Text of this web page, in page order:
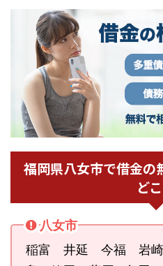
福岡県八女市で借金の
ど
八女市
稲富 井延 今福 岩